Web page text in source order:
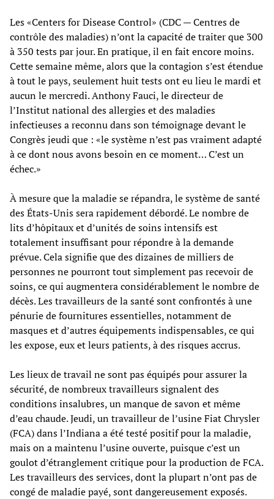
Les «Centers for Disease Control» (CDC — Centres de
contrôle des maladies) n’ont la capacité de traiter que 300
à 350 tests par jour. En pratique, il en fait encore moins.
Cette semaine même, alors que la contagion s’est étendue
à tout le pays, seulement huit tests ont eu lieu le mardi et
aucun le mercredi. Anthony Fauci, le directeur de
l’Institut national des allergies et des maladies
infectieuses a reconnu dans son témoignage devant le
Congrès jeudi que : «le système n’est pas vraiment adapté
à ce dont nous avons besoin en ce moment… C’est un
échec.»
À mesure que la maladie se répandra, le système de santé
des États-Unis sera rapidement débordé. Le nombre de
lits d’hôpitaux et d’unités de soins intensifs est
totalement insuffisant pour répondre à la demande
prévue. Cela signifie que des dizaines de milliers de
personnes ne pourront tout simplement pas recevoir de
soins, ce qui augmentera considérablement le nombre de
décès. Les travailleurs de la santé sont confrontés à une
pénurie de fournitures essentielles, notamment de
masques et d’autres équipements indispensables, ce qui
les expose, eux et leurs patients, à des risques accrus.
Les lieux de travail ne sont pas équipés pour assurer la
sécurité, de nombreux travailleurs signalent des
conditions insalubres, un manque de savon et même
d’eau chaude. Jeudi, un travailleur de l’usine Fiat Chrysler
(FCA) dans l’Indiana a été testé positif pour la maladie,
mais on a maintenu l’usine ouverte, puisque c’est un
goulot d’étranglement critique pour la production de FCA.
Les travailleurs des services, dont la plupart n’ont pas de
congé de maladie payé, sont dangereusement exposés.